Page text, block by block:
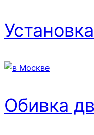
Обивка